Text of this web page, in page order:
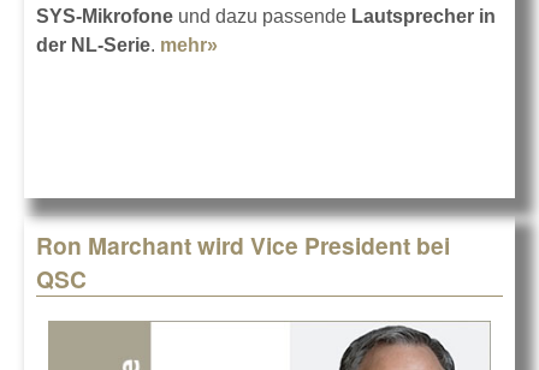
SYS-Mikrofone und dazu passende Lautsprecher in
der NL-Serie. mehr»
Ron Marchant wird Vice President bei
QSC